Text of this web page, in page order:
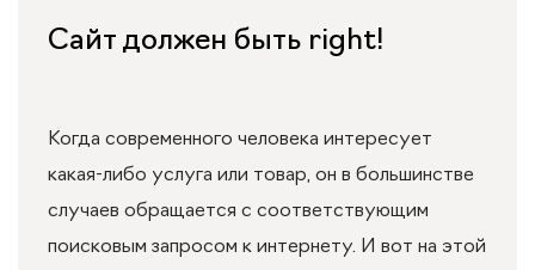
Сайт должен быть right!
Когда современного человека интересует
какая-либо услуга или товар, он в большинстве
случаев обращается с соответствующим
поисковым запросом к интернету. И вот на этой